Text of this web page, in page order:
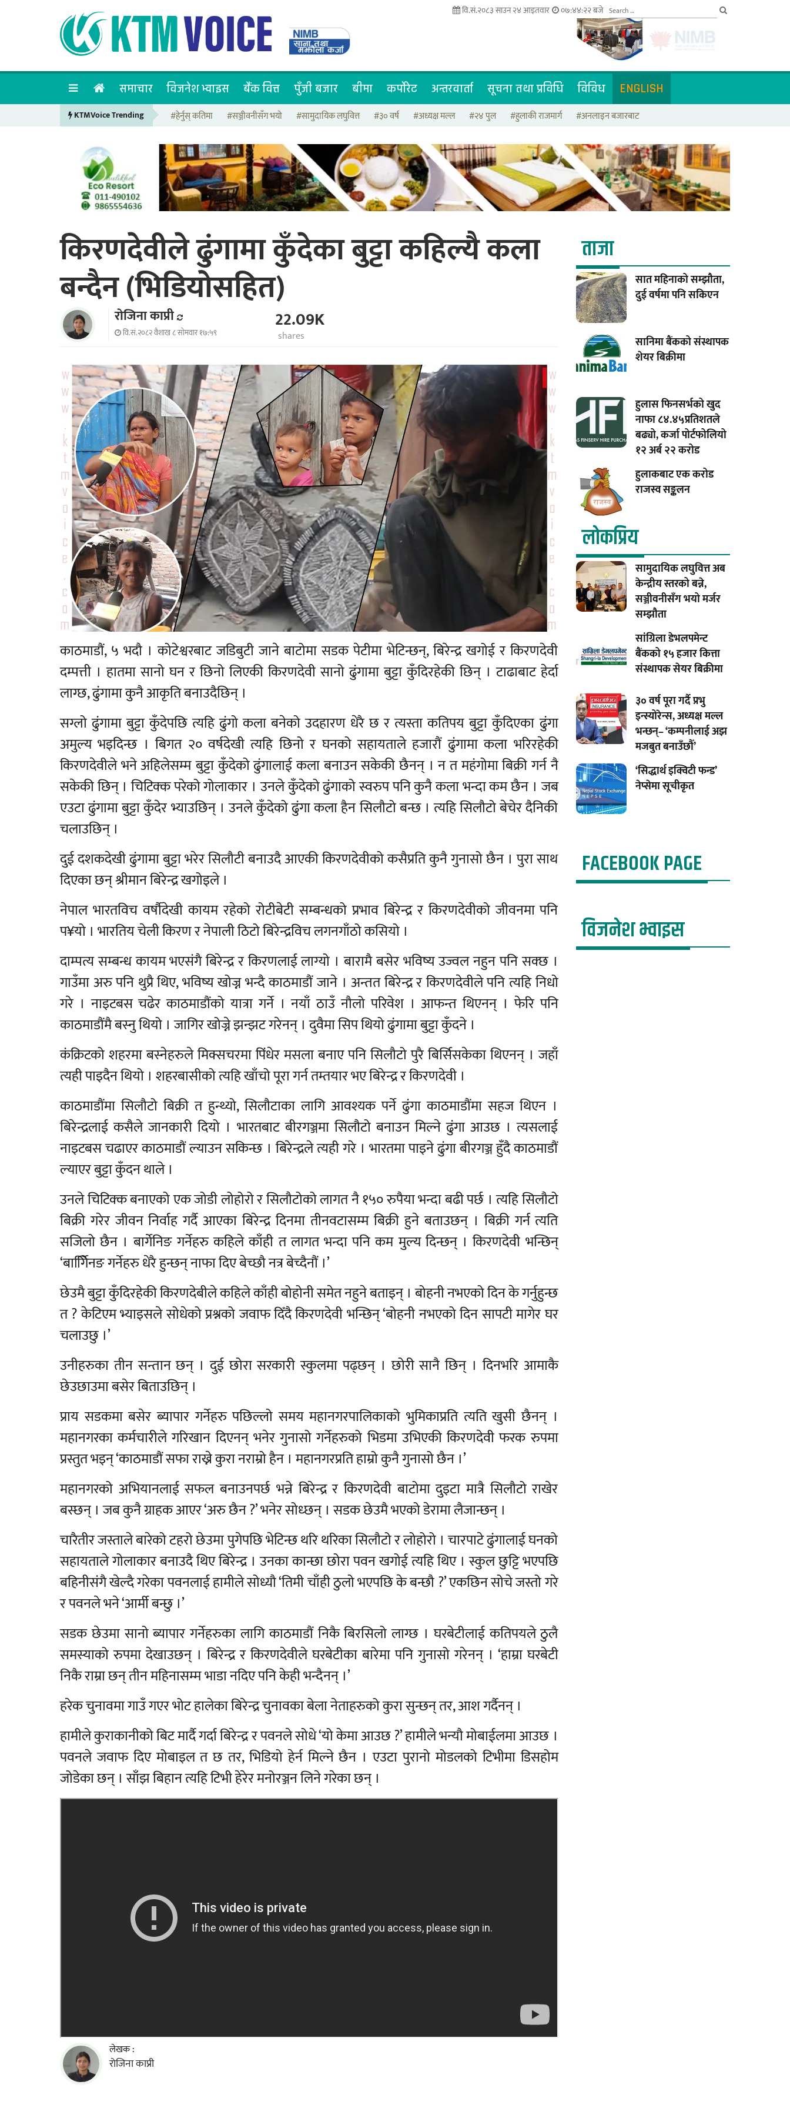
वि.सं.२०८३ साउन २४ आइतवार ०७:४४:२३ बजे
समाचार विजनेश भ्वाइस बैंक वित्त पुँजी बजार बीमा कर्पोरेट अन्तरवार्ता सूचना तथा प्रविधि विविध ENGLISH
KTMVoice Trending #हेर्नुस् कतिमा #सञ्जीवनीसँग भयो #सामुदायिक लघुवित्त #३० वर्ष #अध्यक्ष मल्ल #२४ पुल #हुलाकी राजमार्ग #अनलाइन बजारबाट
किरणदेवीले ढुंगामा कुँदेका बुट्टा कहिल्यै कला
बन्दैन (भिडियोसहित)
राेजिना काप्री
वि.सं.२०८२ वैशाख ८ सोमवार १७:५९ 22.09K
shares
काठमाडौं, ५ भदौ । कोटेश्वरबाट जडिबुटी जाने बाटोमा सडक पेटीमा भेटिन्छन्, बिरेन्द्र खगोई र किरणदेवी
दम्पत्ती । हातमा सानो घन र छिनो लिएकी किरणदेवी सानो ढुंगामा बुट्टा कुँदिरहेकी छिन् । टाढाबाट हेर्दा
लाग्छ, ढुंगामा कुनै आकृति बनाउदैछिन् ।
सग्लो ढुंगामा बुट्टा कुँदेपछि त्यहि ढुंगो कला बनेको उदहारण धेरै छ र त्यस्ता कतिपय बुट्टा कुँदिएका ढुंगा
अमुल्य भइदिन्छ । बिगत २० वर्षदेखी त्यहि छिनो र घनको सहायताले हजारौं ढुंगामा कला भरिरहेकी
किरणदेवीले भने अहिलेसम्म बुट्टा कुँदेको ढुंगालाई कला बनाउन सकेकी छैनन् । न त महंगोमा बिक्री गर्न नै
सकेकी छिन् । चिटिक्क परेको गोलाकार । उनले कुँदेको ढुंगाको स्वरुप पनि कुनै कला भन्दा कम छैन । जब
एउटा ढुंगामा बुट्टा कुँदेर भ्याउछिन् । उनले कुँदेको ढुंगा कला हैन सिलौटो बन्छ । त्यहि सिलौटो बेचेर दैनिकी
चलाउछिन् ।
दुई दशकदेखी ढुंगामा बुट्टा भरेर सिलौटी बनाउदै आएकी किरणदेवीको कसैप्रति कुनै गुनासो छैन । पुरा साथ
दिएका छन् श्रीमान बिरेन्द्र खगोइले ।
नेपाल भारतविच वर्षौदेखी कायम रहेको रोटीबेटी सम्बन्धको प्रभाव बिरेन्द्र र किरणदेवीको जीवनमा पनि
प¥यो । भारतिय चेली किरण र नेपाली ठिटो बिरेन्द्रविच लगनगाँठो कसियो ।
दाम्पत्य सम्बन्ध कायम भएसंगै बिरेन्द्र र किरणलाई लाग्यो । बारामै बसेर भविष्य उज्वल नहुन पनि सक्छ ।
गाउँमा अरु पनि थुप्रै थिए, भविष्य खोज्न भन्दै काठमाडौं जाने । अन्तत बिरेन्द्र र किरणदेवीले पनि त्यहि निधो
गरे । नाइटबस चढेर काठमाडौंको यात्रा गर्ने । नयाँ ठाउँ नौलो परिवेश । आफन्त थिएनन् । फेरि पनि
काठमाडौंमै बस्नु थियो । जागिर खोज्ने झन्झट गरेनन् । दुवैमा सिप थियो ढुंगामा बुट्टा कुँदने ।
कंक्रिटको शहरमा बस्नेहरुले मिक्सचरमा पिंधेर मसला बनाए पनि सिलौटो पुरै बिर्सिसकेका थिएनन् । जहाँ
त्यही पाइदैन थियो । शहरबासीको त्यहि खाँचो पूरा गर्न तम्तयार भए बिरेन्द्र र किरणदेवी ।
काठमाडौंमा सिलौटो बिक्री त हुन्थ्यो, सिलौटाका लागि आवश्यक पर्ने ढुंगा काठमाडौंमा सहज थिएन ।
बिरेन्द्रलाई कसैले जानकारी दियो । भारतबाट बीरगञ्जमा सिलौटो बनाउन मिल्ने ढुंगा आउछ । त्यसलाई
नाइटबस चढाएर काठमाडौं ल्याउन सकिन्छ । बिरेन्द्रले त्यही गरे । भारतमा पाइने ढुंगा बीरगञ्ज हुँदै काठमाडौं
ल्याएर बुट्टा कुँदन थाले ।
उनले चिटिक्क बनाएको एक जोडी लोहोरो र सिलौटोको लागत नै १५० रुपैया भन्दा बढी पर्छ । त्यहि सिलौटो
बिक्री गरेर जीवन निर्वाह गर्दै आएका बिरेन्द्र दिनमा तीनवटासम्म बिक्री हुने बताउछन् । बिक्री गर्न त्यति
सजिलो छैन । बार्गेनिङ गर्नेहरु कहिले काँही त लागत भन्दा पनि कम मुल्य दिन्छन् । किरणदेवी भन्छिन्
‘बार्गेििनङ गर्नेहरु धेरै हुन्छन् नाफा दिए बेच्छौ नत्र बेच्दैनौं ।’
छेउमै बुट्टा कुँदिरहेकी किरणदेबीले कहिले काँही बोहोनी समेत नहुने बताइन् । बोहनी नभएको दिन के गर्नुहुन्छ
त ? केटिएम भ्याइसले सोधेको प्रश्नको जवाफ दिँदै किरणदेवी भन्छिन् ‘बोहनी नभएको दिन सापटी मागेर घर
चलाउछु ।’
उनीहरुका तीन सन्तान छन् । दुई छोरा सरकारी स्कुलमा पढ्छन् । छोरी सानै छिन् । दिनभरि आमाकै
छेउछाउमा बसेर बिताउछिन् ।
प्राय सडकमा बसेर ब्यापार गर्नेहरु पछिल्लो समय महानगरपालिकाको भुमिकाप्रति त्यति खुसी छैनन् ।
महानगरका कर्मचारीले गरिखान दिएनन् भनेर गुनासो गर्नेहरुको भिडमा उभिएकी किरणदेवी फरक रुपमा
प्रस्तुत भइन् ‘काठमाडौं सफा राख्ने कुरा नराम्रो हैन । महानगरप्रति हाम्रो कुनै गुनासो छैन ।’
महानगरको अभियानलाई सफल बनाउनपर्छ भन्ने बिरेन्द्र र किरणदेवी बाटोमा दुइटा मात्रै सिलौटो राखेर
बस्छन् । जब कुनै ग्राहक आएर ‘अरु छैन ?’ भनेर सोध्छन् । सडक छेउमै भएको डेरामा लैजान्छन् ।
चारैतीर जस्ताले बारेको टहरो छेउमा पुगेपछि भेटिन्छ थरि थरिका सिलौटो र लोहोरो । चारपाटे ढुंगालाई घनको
सहायताले गोलाकार बनाउदै थिए बिरेन्द्र । उनका कान्छा छोरा पवन खगोई त्यहि थिए । स्कुल छुट्टि भएपछि
बहिनीसंगै खेल्दै गरेका पवनलाई हामीले सोध्यौ ‘तिमी चाँही ठुलो भएपछि के बन्छौ ?’ एकछिन सोचे जस्तो गरे
र पवनले भने ‘आर्मी बन्छु ।’
सडक छेउमा सानो ब्यापार गर्नेहरुका लागि काठमाडौं निकै बिरसिलो लाग्छ । घरबेटीलाई कतिपयले ठुलै
समस्याको रुपमा देखाउछन् । बिरेन्द्र र किरणदेवीले घरबेटीका बारेमा पनि गुनासो गरेनन् । ‘हाम्रा घरबेटी
निकै राम्रा छन् तीन महिनासम्म भाडा नदिए पनि केही भन्दैनन् ।’
हरेक चुनावमा गाउँ गएर भोट हालेका बिरेन्द्र चुनावका बेला नेताहरुको कुरा सुन्छन् तर, आश गर्दैनन् ।
हामीले कुराकानीको बिट मार्दै गर्दा बिरेन्द्र र पवनले सोधे ‘यो केमा आउछ ?’ हामीले भन्यौ मोबाईलमा आउछ ।
पवनले जवाफ दिए मोबाइल त छ तर, भिडियो हेर्न मिल्ने छैन । एउटा पुरानो मोडलको टिभीमा डिसहोम
जोडेका छन् । साँझ बिहान त्यहि टिभी हेरेर मनोरञ्जन लिने गरेका छन् ।
लेखक :
राेजिना काप्री
ताजा
सात महिनाको सम्झौता,
दुई वर्षमा पनि सकिएन
सानिमा बैंकको संस्थापक
शेयर बिक्रीमा
हुलास फिनसर्भको खुद
नाफा ८४.४५प्रतिशतले
बढ्यो, कर्जा पोर्टफोलियो
१२ अर्ब २२ करोड
हुलाकबाट एक करोड
राजस्व सङ्कलन
लाेकप्रिय
सामुदायिक लघुवित्त अब
केन्द्रीय स्तरको बन्ने,
सञ्जीवनीसँग भयो मर्जर
सम्झौता
सांग्रिला डेभलपमेन्ट
बैंकको १५ हजार कित्ता
संस्थापक सेयर बिक्रीमा
३० वर्ष पूरा गर्दै प्रभु
इन्स्योरेन्स, अध्यक्ष मल्ल
भन्छन्– ‘कम्पनीलाई अझ
मजबुत बनाउँछौँ’
‘सिद्धार्थ इक्विटी फन्ड’
नेप्सेमा सूचीकृत
FACEBOOK PAGE
विजनेश भ्वाइस